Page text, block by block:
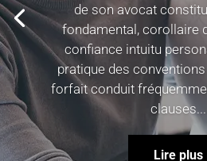
de son avocat
fondamental, corollaire
confiance intuitu
pratique des
forfait conduit
clauses...
Lire plus